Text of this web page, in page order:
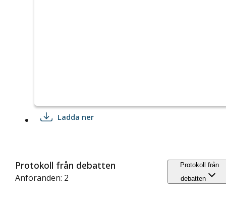
Ladda ner
Protokoll från debatten
Anföranden: 2
Protokoll från
debatten